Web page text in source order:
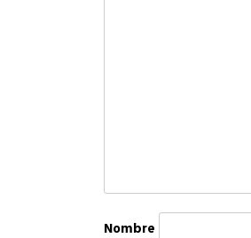
Nombre